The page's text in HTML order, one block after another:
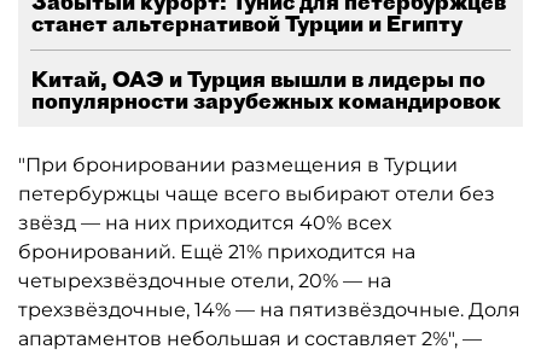
станет альтернативой Турции и Египту
Китай, ОАЭ и Турция вышли в лидеры по
популярности зарубежных командировок
"При бронировании размещения в Турции
петербуржцы чаще всего выбирают отели без
звёзд — на них приходится 40% всех
бронирований. Ещё 21% приходится на
четырехзвёздочные отели, 20% — на
трехзвёздочные, 14% — на пятизвёздочные. Доля
апартаментов небольшая и составляет 2%", —